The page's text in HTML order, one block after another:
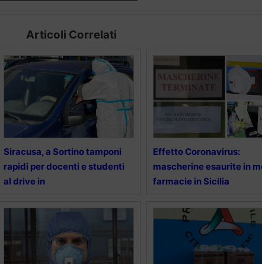
Articoli Correlati
Siracusa, a Sortino tamponi
rapidi per docenti e studenti
al drive in
Effetto Coronavirus:
mascherine esaurite in
farmacie in Sicilia